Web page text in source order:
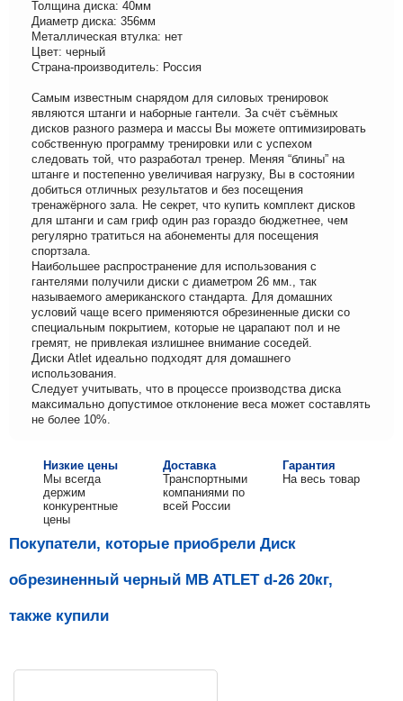
Толщина диска: 40мм
Диаметр диска: 356мм
Металлическая втулка: нет
Цвет: черный
Страна-производитель: Россия
Самым известным снарядом для силовых тренировок
являются штанги и наборные гантели. За счёт съёмных
дисков разного размера и массы Вы можете оптимизировать
собственную программу тренировки или с успехом
следовать той, что разработал тренер. Меняя “блины” на
штанге и постепенно увеличивая нагрузку, Вы в состоянии
добиться отличных результатов и без посещения
тренажёрного зала. Не секрет, что купить комплект дисков
для штанги и сам гриф один раз гораздо бюджетнее, чем
регулярно тратиться на абонементы для посещения
спортзала.
Наибольшее распространение для использования с
гантелями получили диски с диаметром 26 мм., так
называемого американского стандарта. Для домашних
условий чаще всего применяются обрезиненные диски со
специальным покрытием, которые не царапают пол и не
гремят, не привлекая излишнее внимание соседей.
Диски Atlet идеально подходят для домашнего
использования.
Следует учитывать, что в процессе производства диска
максимально допустимое отклонение веса может составлять
не более 10%.
Низкие цены
Мы всегда
держим
конкурентные
цены
Доставка
Транспортными
компаниями по
всей России
Гарантия
На весь товар
Покупатели, которые приобрели Диск
обрезиненный черный MB ATLET d-26 20кг,
также купили